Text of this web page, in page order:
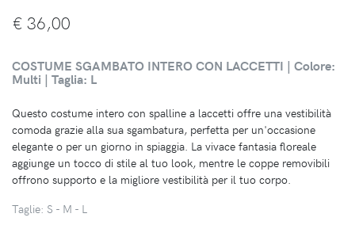
€ 36,00
COSTUME SGAMBATO INTERO CON LACCETTI | Colore:
Multi | Taglia: L
Questo costume intero con spalline a laccetti offre una vestibilità
comoda grazie alla sua sgambatura, perfetta per un'occasione
elegante o per un giorno in spiaggia. La vivace fantasia floreale
aggiunge un tocco di stile al tuo look, mentre le coppe removibili
offrono supporto e la migliore vestibilità per il tuo corpo.
Taglie: S - M - L